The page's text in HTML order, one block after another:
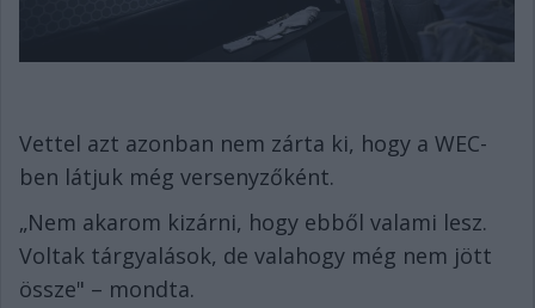
Vettel azt azonban nem zárta ki, hogy a WEC-
ben látjuk még versenyzőként.
„Nem akarom kizárni, hogy ebből valami lesz.
Voltak tárgyalások, de valahogy még nem jött
össze" – mondta.